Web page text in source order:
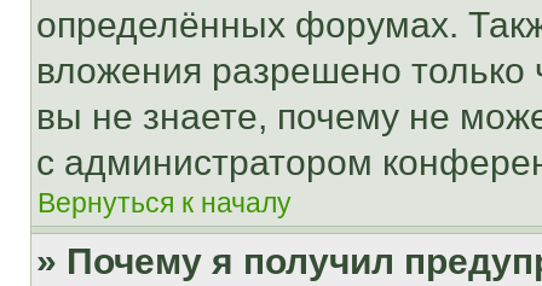
определённых форумах.
вложения разрешено
вы не знаете, почему не
с администратором
Вернуться к началу
» Почему я получил